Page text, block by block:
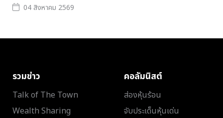
04 สิงหาคม 2569
รวมข่าว
Talk of The Town
Wealth Sharing
คอลัมนิสต์
ส่องหุ้นร้อน
จับประเด็นหุ้นเด่น